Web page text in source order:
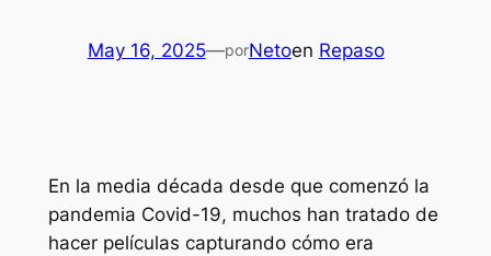
May 16, 2025—porNetoen Repaso
En la media década desde que comenzó la
pandemia Covid-19, muchos han tratado de
hacer películas capturando cómo era